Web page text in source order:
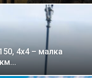
4х4 – малка